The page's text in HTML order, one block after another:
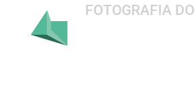
FOTOGRAFIA